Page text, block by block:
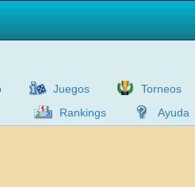
Juegos
Torneos
Rankings
Ayuda